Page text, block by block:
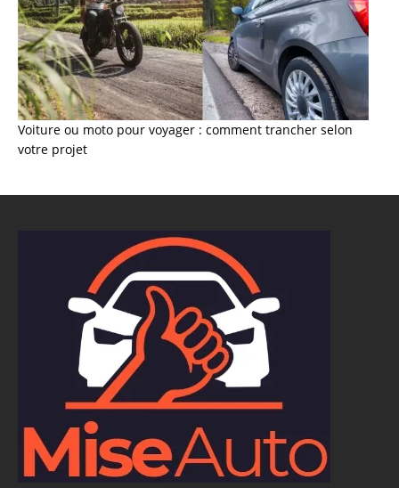
Voiture ou moto pour voyager : comment trancher selon
votre projet